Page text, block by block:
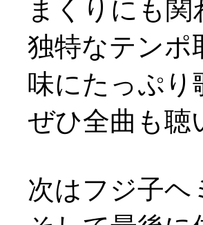
まくりにも関
独特なテンポ
味にたっぷり
ぜひ全曲も聴
次はフジ子ヘ